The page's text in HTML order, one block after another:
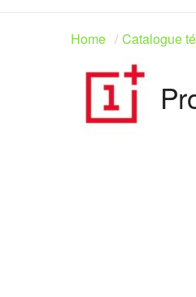
Home Catalogue